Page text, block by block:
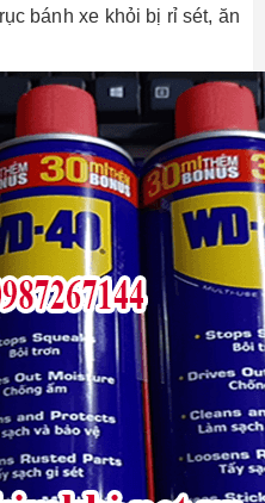
bánh xe khỏi bị rỉ sét, ăn